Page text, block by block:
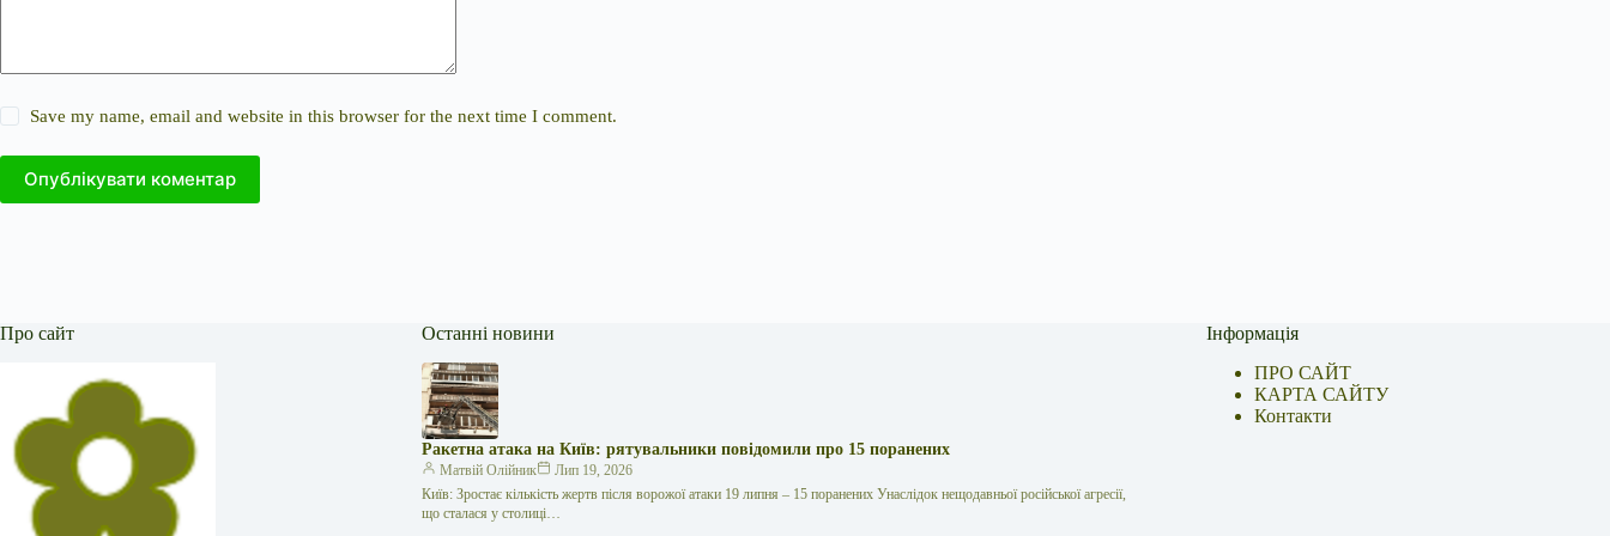
Save my name, email and website in this browser for the next time I comment.
Опублікувати коментар
Про сайт Останні новини
Ракетна атака на Київ: рятувальники повідомили про 15 поранених
Матвій Олійник
Лип 19, 2026
Київ: Зростає кількість жертв після ворожої атаки 19 липня – 15 поранених Унаслідок нещодавньої російської агресії,
що сталася у столиці…
Інформація
ПРО САЙТ
КАРТА САЙТУ
Контакти